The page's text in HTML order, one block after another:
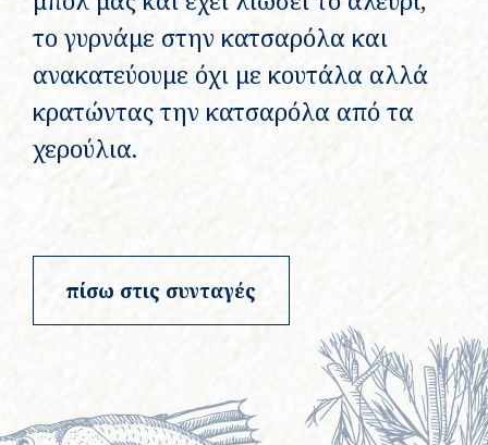
το γυρνάμε στην κατσαρόλα και
ανακατεύουμε όχι με κουτάλα αλλά
κρατώντας την κατσαρόλα από τα
χερούλια.
πίσω στις συνταγές